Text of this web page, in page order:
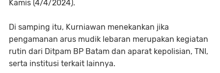
Kamis (4/4/2024).
Di samping itu, Kurniawan menekankan jika
pengamanan arus mudik lebaran merupakan kegiatan
rutin dari Ditpam BP Batam dan aparat kepolisian, TNI,
serta institusi terkait lainnya.